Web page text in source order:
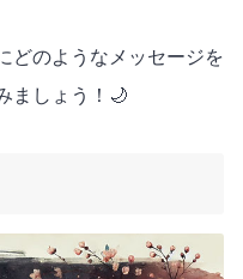
どのようなメッセージを
ましょう！🌙